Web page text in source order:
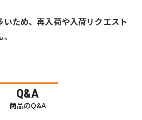
ため、再入荷や入荷リクエスト
Q&A
商品のQ&A